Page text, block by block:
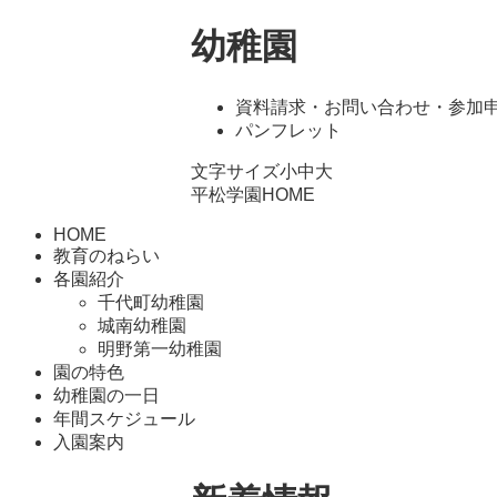
幼稚園
資料請求・お問い合わせ・参加
パンフレット
文字サイズ小中大
平松学園HOME
HOME
教育のねらい
各園紹介
千代町幼稚園
城南幼稚園
明野第一幼稚園
園の特色
幼稚園の一日
年間スケジュール
入園案内